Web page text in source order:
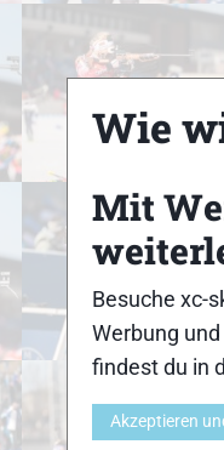
Wie
Mit
Besuche xc-
Werbung
findest du in
Akzeptieren